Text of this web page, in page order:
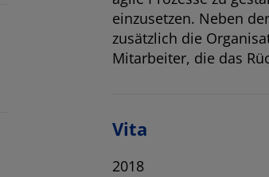
einzusetzen. Neben
zusätzlich die
Mitarbeiter, die das
Vita
2018